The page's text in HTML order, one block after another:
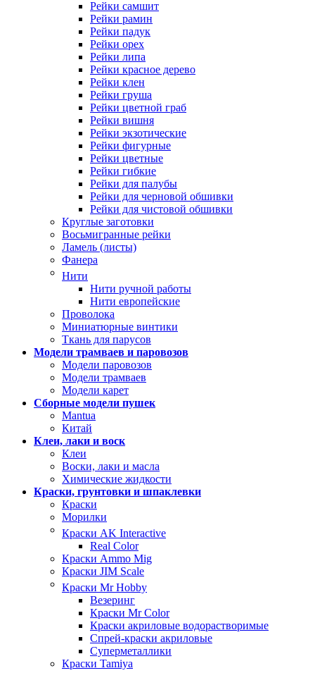
Рейки самшит
Рейки рамин
Рейки падук
Рейки орех
Рейки липа
Рейки красное дерево
Рейки клен
Рейки груша
Рейки цветной граб
Рейки вишня
Рейки экзотические
Рейки фигурные
Рейки цветные
Рейки гибкие
Рейки для палубы
Рейки для черновой обшивки
Рейки для чистовой обшивки
Круглые заготовки
Восьмигранные рейки
Ламель (листы)
Фанера
Нити
Нити ручной работы
Нити европейские
Проволока
Миниатюрные винтики
Ткань для парусов
Модели трамваев и паровозов
Модели паровозов
Модели трамваев
Модели карет
Сборные модели пушек
Mantua
Китай
Клеи, лаки и воск
Клеи
Воски, лаки и масла
Химические жидкости
Краски, грунтовки и шпаклевки
Краски
Морилки
Краски AK Interactive
Real Color
Краски Ammo Mig
Краски JIM Scale
Краски Mr Hobby
Везеринг
Краски Mr Color
Краски акриловые водорастворимые
Спрей-краски акриловые
Суперметаллики
Краски Tamiya